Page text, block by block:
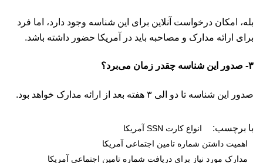
بله، امکان درخواست آنلاین برای این شناسه وجود دارد، اما فرد
برای ارائه مدارک و مصاحبه باید در آمریکا حضور داشته باشد.
صدور این شناسه تا دو الی ۳ هفته بعد از ارائه مدارک خواهد بود.
با برچسب:
انواع کارت SSN آمریکا
اهمیت داشتن شماره تامین اجتماعی آمریکا
مدارک مورد نیاز برای دریافت شماره تامین اجتماعی آمریکا